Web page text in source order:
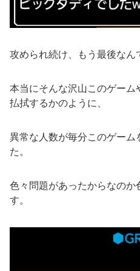
攻められ続け、もう最後なん
本当にそんな沢山このゲー
払拭するかのように、
異常な人数が毎分このゲーム
た。
色々問題があったからなのか
す。